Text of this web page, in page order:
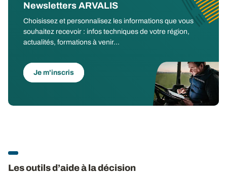
Newsletters ARVALIS
Choisissez et personnalisez les informations que vous
souhaitez recevoir : infos techniques de votre région,
actualités, formations à venir...
Je m'inscris
Les outils d’aide à la décision